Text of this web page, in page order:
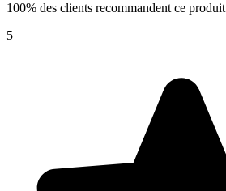
100% des clients recommandent ce produit
5